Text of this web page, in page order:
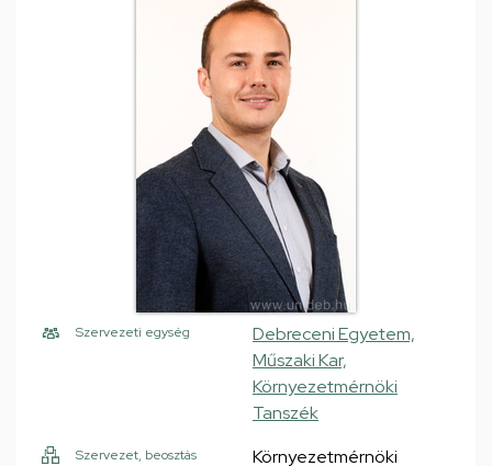
Szervezeti egység
Debreceni Egyetem,
Műszaki Kar,
Környezetmérnöki
Tanszék
Szervezet, beosztás
Környezetmérnöki